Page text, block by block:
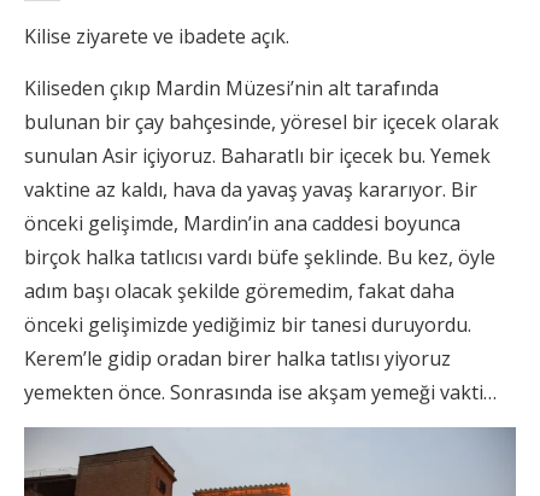
Kilise ziyarete ve ibadete açık.
Kiliseden çıkıp Mardin Müzesi’nin alt tarafında
bulunan bir çay bahçesinde, yöresel bir içecek olarak
sunulan Asir içiyoruz. Baharatlı bir içecek bu. Yemek
vaktine az kaldı, hava da yavaş yavaş kararıyor. Bir
önceki gelişimde, Mardin’in ana caddesi boyunca
birçok halka tatlıcısı vardı büfe şeklinde. Bu kez, öyle
adım başı olacak şekilde göremedim, fakat daha
önceki gelişimizde yediğimiz bir tanesi duruyordu.
Kerem’le gidip oradan birer halka tatlısı yiyoruz
yemekten önce. Sonrasında ise akşam yemeği vakti…